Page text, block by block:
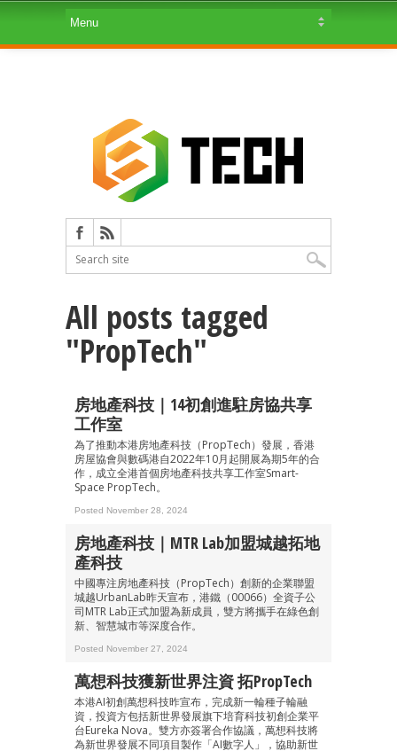
All posts tagged
"PropTech"
房地產科技｜14初創進駐房協共享
工作室
為了推動本港房地產科技（PropTech）發展，香港
房屋協會與數碼港自2022年10月起開展為期5年的合
作，成立全港首個房地產科技共享工作室Smart-
Space PropTech。
Posted November 28, 2024
房地產科技｜MTR Lab加盟城越拓地
產科技
中國專注房地產科技（PropTech）創新的企業聯盟
城越UrbanLab昨天宣布，港鐵（00066）全資子公
司MTR Lab正式加盟為新成員，雙方將攜手在綠色創
新、智慧城市等深度合作。
Posted November 27, 2024
萬想科技獲新世界注資 拓PropTech
本港AI初創萬想科技昨宣布，完成新一輪種子輪融
資，投資方包括新世界發展旗下培育科技初創企業平
台Eureka Nova。雙方亦簽署合作協議，萬想科技將
為新世界發展不同項目製作「AI數字人」，協助新世